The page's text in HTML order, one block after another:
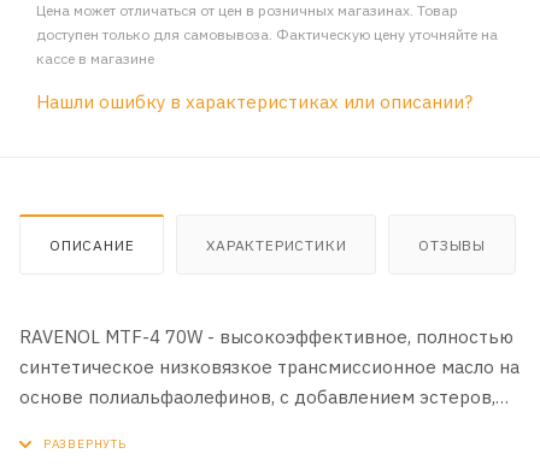
Цена может отличаться от цен в розничных магазинах. Товар
доступен только для самовывоза. Фактическую цену уточняйте на
кассе в магазине
Нашли ошибку в характеристиках или описании?
ОПИСАНИЕ ХАРАКТЕРИСТИКИ ОТЗЫВЫ
RAVENOL MTF-4 70W - высокоэффективное, полностью
синтетическое низковязкое трансмиссионное масло на
основе полиальфаолефинов, с добавлением эстеров,